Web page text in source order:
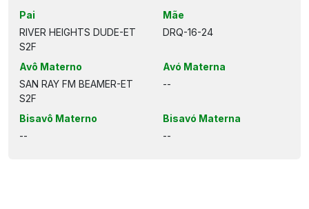
S2FPai
RIVER HEIGHTS DUDE-ET
S2F
Mãe
DRQ-16-24
Avô Materno
SAN RAY FM BEAMER-ET
S2F
Avó Materna
--
Bisavô Materno
--
Bisavó Materna
--